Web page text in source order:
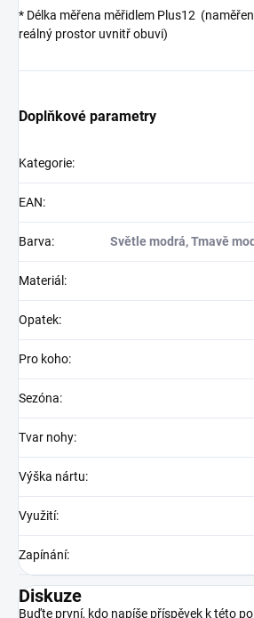
* Délka měřena měřidlem Plus12
reálný prostor uvnitř obuvi)
Doplňkové parametry
Kategorie:
EAN:
Barva: Světle modrá, Tmavě
Materiál :
Opatek:
Pro koho:
Sezóna:
Tvar nohy:
Výška nártu:
Využití:
Zapínání:
Diskuze
Buďte první, kdo napíše příspěvek k této